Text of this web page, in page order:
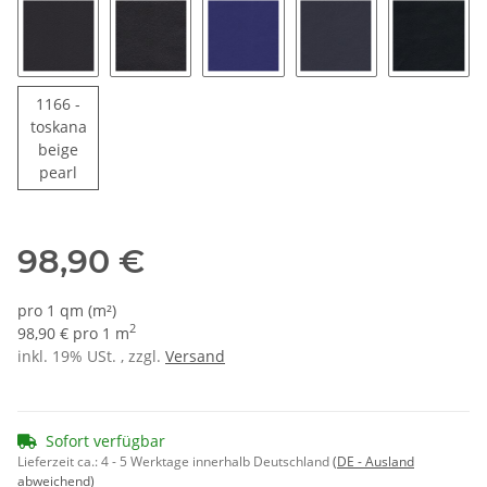
1151 - schwarz
1166 -
toskana
beige
pearl
98,90 €
pro 1 qm (m²)
98,90 € pro 1 m2
inkl. 19% USt. , zzgl. Versand
Sofort verfügbar
Lieferzeit ca.:4 - 5 Werktage innerhalb Deutschland(DE - Ausland
abweichend)